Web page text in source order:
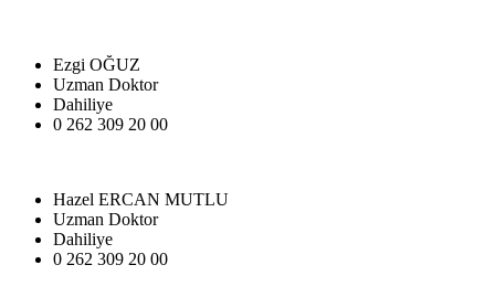
Ezgi OĞUZ
Uzman Doktor
Dahiliye
0 262 309 20 00
Hazel ERCAN MUTLU
Uzman Doktor
Dahiliye
0 262 309 20 00